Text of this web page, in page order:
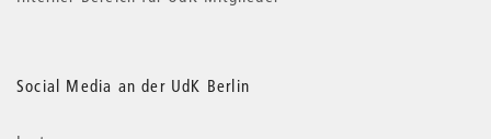
Social Media an der UdK Berlin